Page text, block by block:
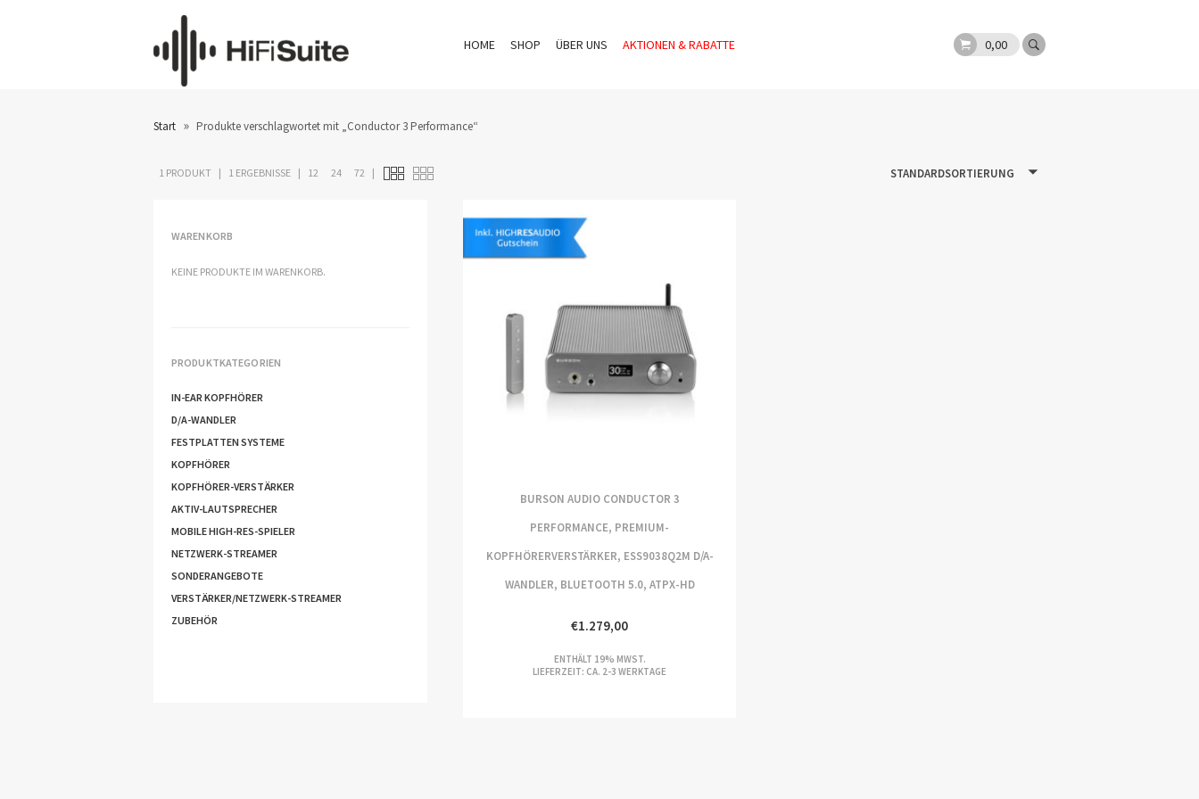
HOME SHOP ÜBER UNS AKTIONEN & RABATTE 0,00
Start » Produkte verschlagwortet mit „Conductor 3 Performance“
1 PRODUKT 1 ERGEBNISSE 12 24 72 STANDARDSORTIERUNG
BURSON AUDIO CONDUCTOR 3
PERFORMANCE, PREMIUM-
KOPFHÖRERVERSTÄRKER, ESS9038Q2M D/A-
WANDLER, BLUETOOTH 5.0, ATPX-HD
€1.279,00
ENTHÄLT 19% MWST.
LIEFERZEIT: CA. 2-3 WERKTAGE
WARENKORB
KEINE PRODUKTE IM WARENKORB.
PRODUKTKATEGORIEN
IN-EAR KOPFHÖRER
D/A-WANDLER
FESTPLATTEN SYSTEME
KOPFHÖRER
KOPFHÖRER-VERSTÄRKER
AKTIV-LAUTSPRECHER
MOBILE HIGH-RES-SPIELER
NETZWERK-STREAMER
SONDERANGEBOTE
VERSTÄRKER/NETZWERK-STREAMER
ZUBEHÖR